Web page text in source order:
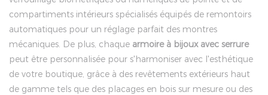
compartiments intérieurs spécialisés équipés de remontoirs
automatiques pour un réglage parfait des montres
mécaniques. De plus, chaque armoire à bijoux avec serrure
peut être personnalisée pour s'harmoniser avec l'esthétique
de votre boutique, grâce à des revêtements extérieurs haut
de gamme tels que des placages en bois sur mesure ou des